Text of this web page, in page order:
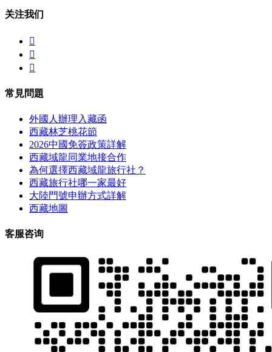
关注我们



常見問題
外國人辦理入藏函
西藏林芝桃花節
2026中國免簽政策詳解
西藏域龍同業地接合作
為何選擇西藏域龍旅行社？
西藏旅行社哪一家最好
大陸門號申辦方式詳解
西藏地圖
客服咨询